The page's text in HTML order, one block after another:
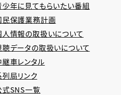
少年に見てもらいたい番組
民保護業務計画
人情報の取扱いについて
聴データの取扱いについて
継車レンタル
列局リンク
式SNS一覧